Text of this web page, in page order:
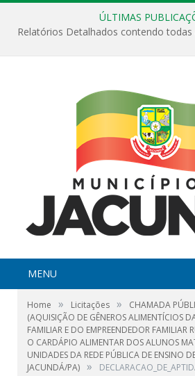
ÚLTIMAS
MENU
Home » Licitações »
CHAMADA
(AQUISIÇÃO DE GÊNEROS ALIMENTÍCIOS
FAMILIAR E DO EMPREENDEDOR FAMILIAR
O CARDÁPIO ALIMENTAR DOS ALUNOS
UNIDADES DA REDE PÚBLICA DE ENSINO
JACUNDÁ/PA) »